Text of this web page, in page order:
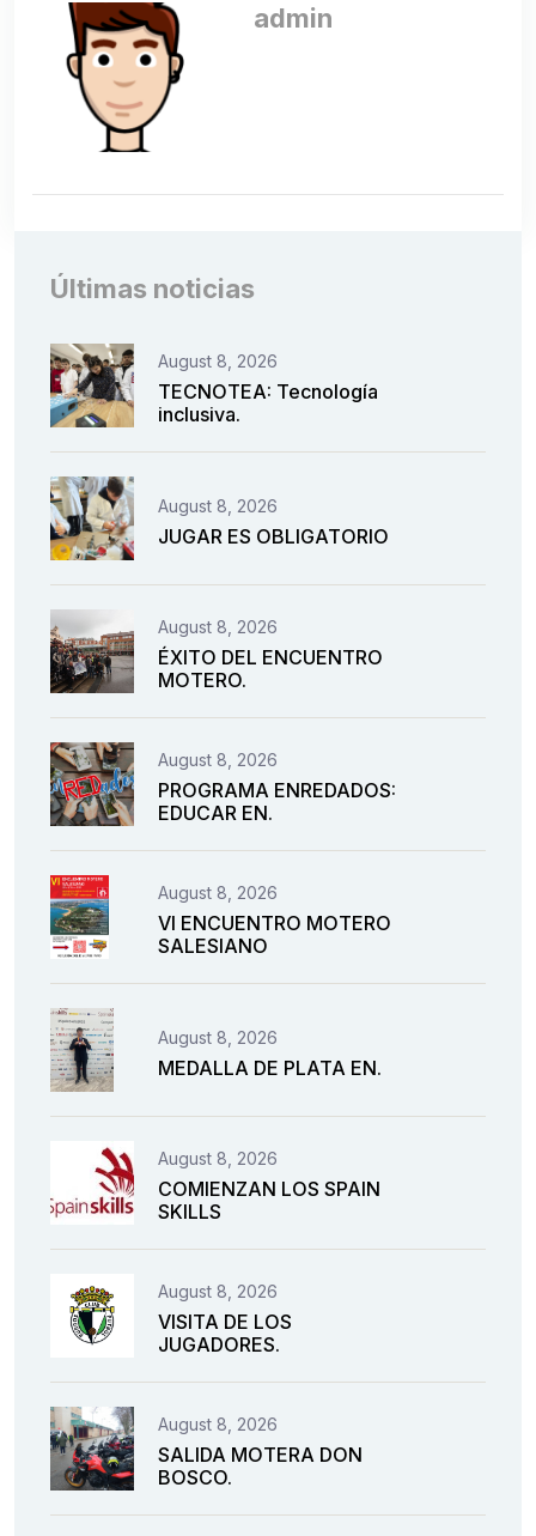
admin
Últimas noticias
August 8, 2026
TECNOTEA: Tecnología
inclusiva.
August 8, 2026
JUGAR ES OBLIGATORIO
August 8, 2026
ÉXITO DEL ENCUENTRO
MOTERO.
August 8, 2026
PROGRAMA ENREDADOS:
EDUCAR EN.
August 8, 2026
VI ENCUENTRO MOTERO
SALESIANO
August 8, 2026
MEDALLA DE PLATA EN.
August 8, 2026
COMIENZAN LOS SPAIN
SKILLS
August 8, 2026
VISITA DE LOS
JUGADORES.
August 8, 2026
SALIDA MOTERA DON
BOSCO.